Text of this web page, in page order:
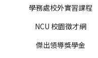
學務處校外實習課程
NCU 校園徵才網
傑出領導獎學金